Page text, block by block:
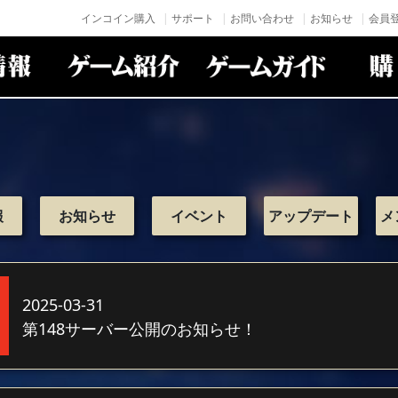
インコイン購入 サポート お問い合わせ お知らせ 会員
お知らせ イベント アップデート
2025-03-31
第148サーバー公開のお知らせ！